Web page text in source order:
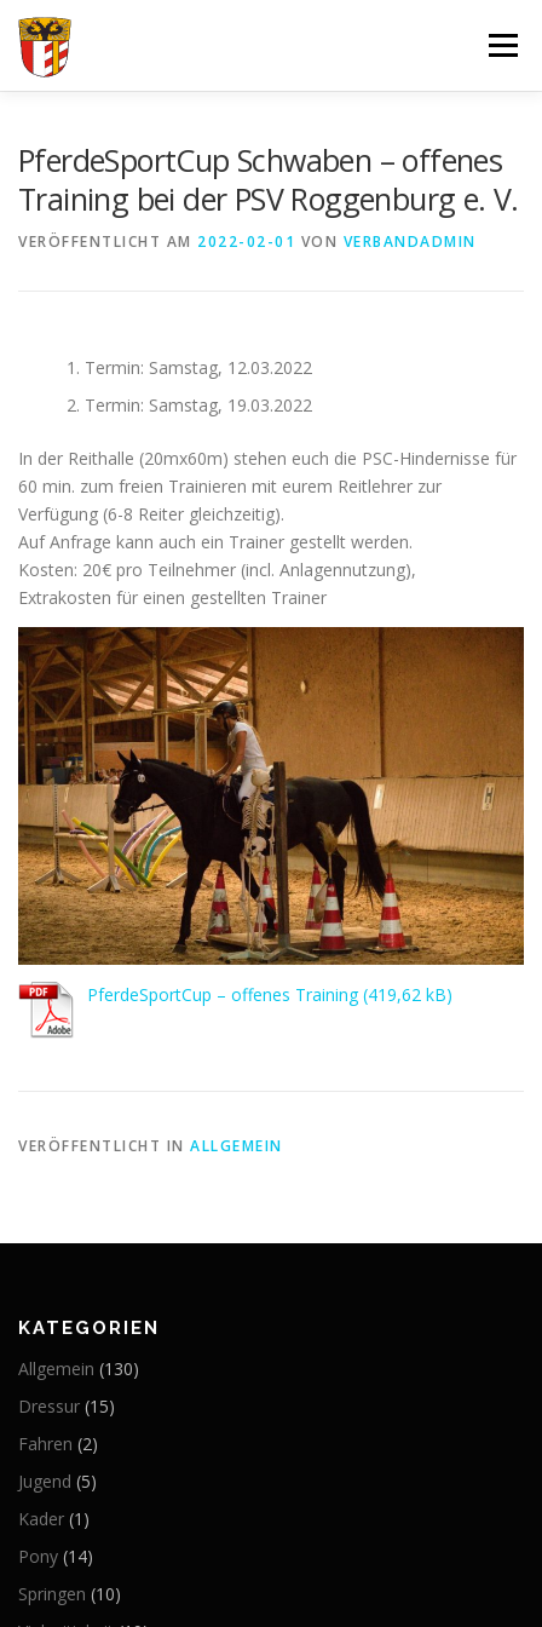
Zum
Inhalt
springen
Menü
PferdeSportCup Schwaben – offenes
Training bei der PSV Roggenburg e. V.
VERÖFFENTLICHT AM 2022-02-01 VON VERBANDADMIN
Termin: Samstag, 12.03.2022
Termin: Samstag, 19.03.2022
In der Reithalle (20mx60m) stehen euch die PSC-Hindernisse für
60 min. zum freien Trainieren mit eurem Reitlehrer zur
Verfügung (6-8 Reiter gleichzeitig).
Auf Anfrage kann auch ein Trainer gestellt werden.
Kosten: 20€ pro Teilnehmer (incl. Anlagennutzung),
Extrakosten für einen gestellten Trainer
PferdeSportCup – offenes Training
VERÖFFENTLICHT IN ALLGEMEIN
KATEGORIEN
Allgemein (130)
Dressur (15)
Fahren (2)
Jugend (5)
Kader (1)
Pony (14)
Springen (10)